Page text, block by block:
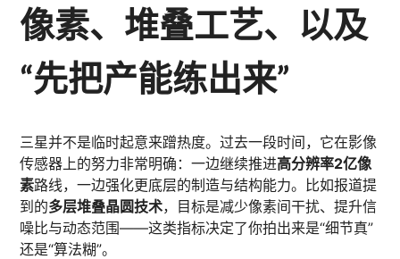
像素、堆叠工艺、以及
“先把产能练出来”
三星并不是临时起意来蹭热度。过去一段时间，它在影像
传感器上的努力非常明确：一边继续推进高分辨率2亿像
素路线，一边强化更底层的制造与结构能力。比如报道提
到的多层堆叠晶圆技术，目标是减少像素间干扰、提升信
噪比与动态范围——这类指标决定了你拍出来是“细节真”
还是“算法糊”。